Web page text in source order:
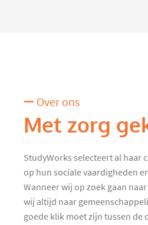
Over ons
Met zorg
StudyWorks selecteert al haar
op hun sociale vaardigheden
Wanneer wij op zoek gaan
wij altijd naar
goede klik moet zijn tussen de